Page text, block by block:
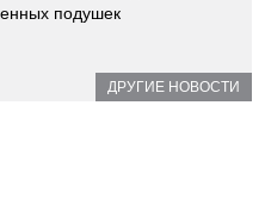
подушек
ДРУГИЕ НОВОСТИ